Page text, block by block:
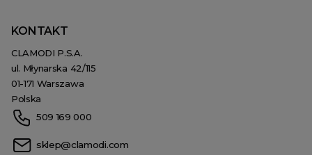
KONTAKT
CLAMODI P.S.A.
ul. Młynarska 42/115
01-171 Warszawa
Polska
509 169 000
sklep@clamodi.com